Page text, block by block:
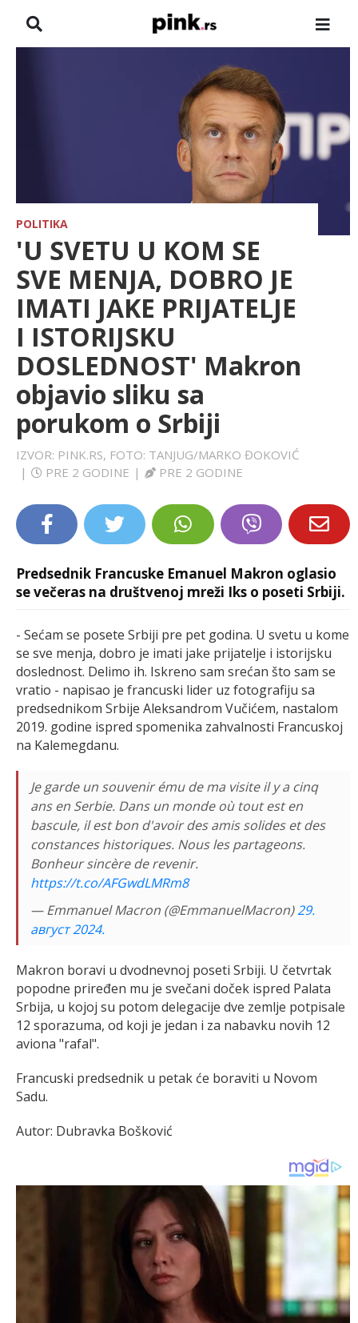
HRONIKA
FARMERI
TV
SPORT
LIFESTYLE
EXTRA
POLITIKA
'U SVETU U KOM SE
SVE MENJA, DOBRO JE
IMATI JAKE PRIJATELJE
I ISTORIJSKU
DOSLEDNOST' Makron
objavio sliku sa
porukom o Srbiji
IZVOR: PINK.RS, FOTO: TANJUG/MARKO ĐOKOVIĆ
|
PRE 2 GODINE | PRE 2 GODINE
Predsednik Francuske Emanuel Makron oglasio
se večeras na društvenoj mreži Iks o poseti Srbiji.
- Sećam se posete Srbiji pre pet godina. U svetu u kome
se sve menja, dobro je imati jake prijatelje i istorijsku
doslednost. Delimo ih. Iskreno sam srećan što sam se
vratio - napisao je francuski lider uz fotografiju sa
predsednikom Srbije Aleksandrom Vučićem, nastalom
2019. godine ispred spomenika zahvalnosti Francuskoj
na Kalemegdanu.
Je garde un souvenir ému de ma visite il y a cinq
ans en Serbie. Dans un monde où tout est en
bascule, il est bon d'avoir des amis solides et des
constances historiques. Nous les partageons.
Bonheur sincère de revenir.
https://t.co/AFGwdLMRm8
— Emmanuel Macron (@EmmanuelMacron)29.
август 2024.
Makron boravi u dvodnevnoj poseti Srbiji. U četvrtak
popodne priređen mu je svečani doček ispred Palata
Srbija, u kojoj su potom delegacije dve zemlje potpisale
12 sporazuma, od koji je jedan i za nabavku novih 12
aviona "rafal".
Francuski predsednik u petak će boraviti u Novom
Sadu.
Autor: Dubravka Bošković